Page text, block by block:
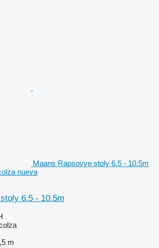
Maans Rapsovye stoly 6.5 - 10.5m
nueva
6.5 - 10.5m
m